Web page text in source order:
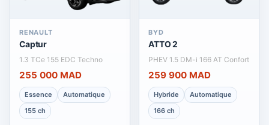
RENAULT
Captur
1.3 TCe 155 EDC Techno
255 000 MAD
Essence
Automatique
155 ch
BYD
ATTO 2
PHEV 1.5 DM-i 166 AT Confort
259 900 MAD
Hybride
Automatique
166 ch